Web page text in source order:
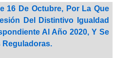
16 De Octubre, Por La Que
Del Distintivo Igualdad
Al Año 2020, Y Se
Reguladoras.